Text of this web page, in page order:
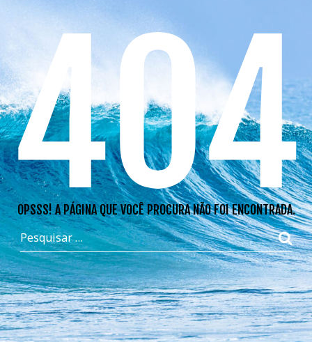
404
OPSSS! A PÁGINA QUE VOCÊ PROCURA NÃO FOI ENCONTRADA.